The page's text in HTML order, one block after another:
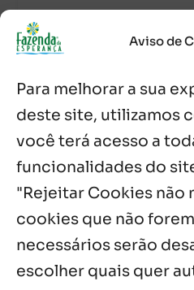
Aviso de
Para melhorar a sua
deste site, utilizamos
você terá acesso a
funcionalidades do
"Rejeitar Cookies não
cookies que não
necessários serão
escolher quais quer
Palavra Diária (05/
5 ago, 2026
Palavra Diária
4 ago, 2026
Palavra de Vida
Notícias por